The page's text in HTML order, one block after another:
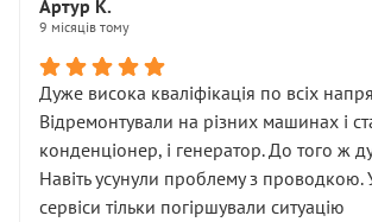
Артур К.
9 місяців тому
Дуже висока кваліфікація по всіх
Відремонтували на різних машинах і
конденціонер, і генератор. До того ж
Навіть усунули проблему з проводкою.
сервіси тільки погіршували ситуацію